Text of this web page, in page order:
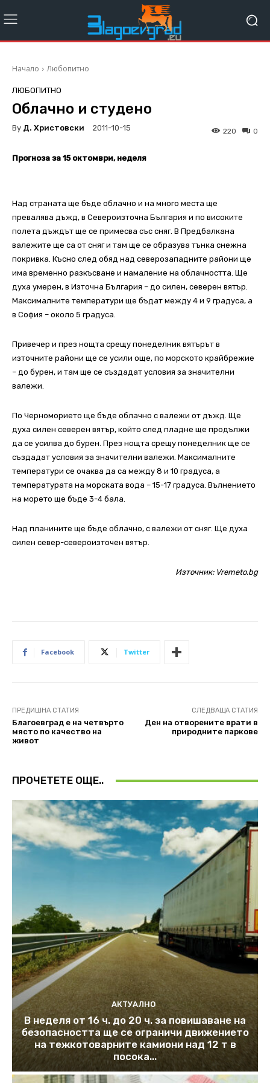
Начало Любопитно
ЛЮБОПИТНО
Облачно и студено
By Д. Христовски 2011-10-15 0
220
Прогноза за 15 октомври, неделя
Над страната ще бъде облачно и на много места ще
превалява дъжд, в Североизточна България и по високите
полета дъждът ще се примесва със сняг. В Предбалкана
валежите ще са от сняг и там ще се образува тънка снежна
покривка. Късно след обяд над северозападните райони ще
има временно разкъсване и намаление на облачността. Ще
духа умерен, в Източна България – до силен, северен вятър.
Максималните температури ще бъдат между 4 и 9 градуса, а
в София – около 5 градуса.
Привечер и през нощта срещу понеделник вятърът в
източните райони ще се усили още, по морското крайбрежие
– до бурен, и там ще се създадат условия за значителни
валежи.
По Черноморието ще бъде облачно с валежи от дъжд. Ще
духа силен северен вятър, който след пладне ще продължи
да се усилва до бурен. През нощта срещу понеделник ще се
създадат условия за значителни валежи. Максималните
температури се очаква да са между 8 и 10 градуса, а
температурата на морската вода – 15-17 градуса. Вълнението
на морето ще бъде 3-4 бала.
Над планините ще бъде облачно, с валежи от сняг. Ще духа
силен север-североизточен вятър.
Източник: Vremeto.bg
Facebook Twitter
ПРЕДИШНА СТАТИЯ
Благоевград е на четвърто
място по качество на
живот
СЛЕДВАЩА СТАТИЯ
Ден на отворените врати в
природните паркове
ПРОЧЕТЕТЕ ОЩЕ..
АКТУАЛНО
В неделя от 16 ч. до 20 ч. за повишаване на
безопасността ще се ограничи движението
на тежкотоварните камиони над 12 т в
посока...